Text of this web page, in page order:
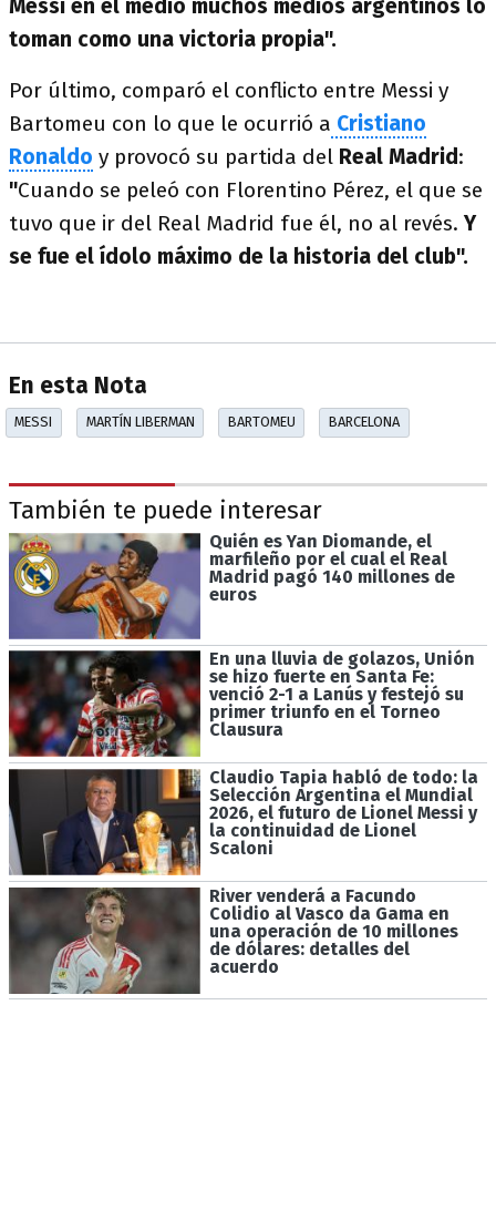
Messi en el medio muchos medios argentinos lo
toman como una victoria propia".
Por último, comparó el conflicto entre Messi y
Bartomeu con lo que le ocurrió a Cristiano
Ronaldo y provocó su partida del Real Madrid:
"Cuando se peleó con Florentino Pérez, el que se
tuvo que ir del Real Madrid fue él, no al revés. Y
se fue el ídolo máximo de la historia del club".
En esta Nota
MESSI MARTÍN LIBERMAN BARTOMEU BARCELONA
También te puede interesar
Quién es Yan Diomande, el
marfileño por el cual el Real
Madrid pagó 140 millones de
euros
En una lluvia de golazos, Unión
se hizo fuerte en Santa Fe:
venció 2-1 a Lanús y festejó su
primer triunfo en el Torneo
Clausura
Claudio Tapia habló de todo: la
Selección Argentina el Mundial
2026, el futuro de Lionel Messi y
la continuidad de Lionel
Scaloni
River venderá a Facundo
Colidio al Vasco da Gama en
una operación de 10 millones
de dólares: detalles del
acuerdo